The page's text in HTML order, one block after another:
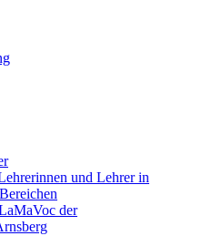
und Lehrer in
der